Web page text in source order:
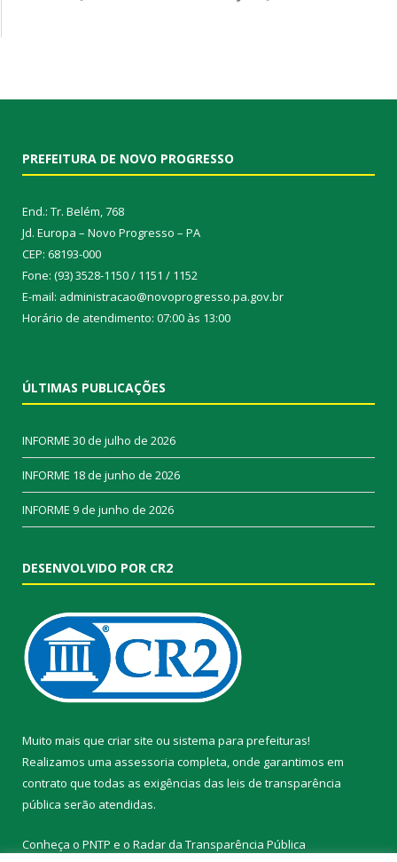
PREFEITURA DE NOVO PROGRESSO
End.: Tr. Belém, 768
Jd. Europa – Novo Progresso – PA
CEP: 68193-000
Fone: (93) 3528-1150 / 1151 / 1152
E-mail: administracao@novoprogresso.pa.gov.br
Horário de atendimento: 07:00 às 13:00
ÚLTIMAS PUBLICAÇÕES
INFORME 30 de julho de 2026
INFORME 18 de junho de 2026
INFORME 9 de junho de 2026
DESENVOLVIDO POR CR2
Muito mais que criar site ou sistema para prefeituras!
Realizamos uma assessoria completa, onde garantimos em
contrato que todas as exigências das leis de transparência
pública serão atendidas.
Conheça o PNTP e o Radar da Transparência Pública